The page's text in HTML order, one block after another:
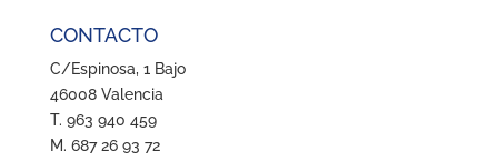
CONTACTO
C/Espinosa, 1 Bajo
46008 Valencia
T. 963 940 459
M. 687 26 93 72